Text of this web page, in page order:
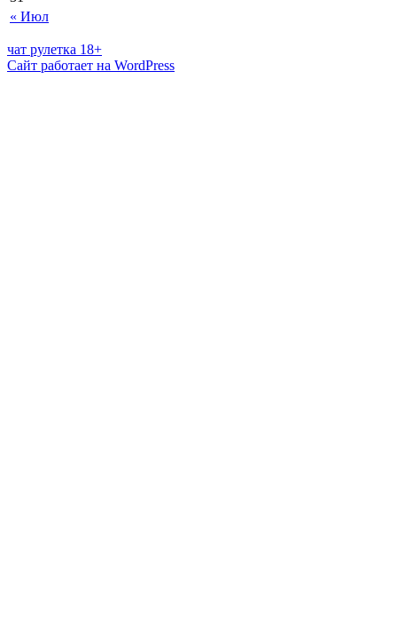
« Июл
чат рулетка 18+
Сайт работает на WordPress